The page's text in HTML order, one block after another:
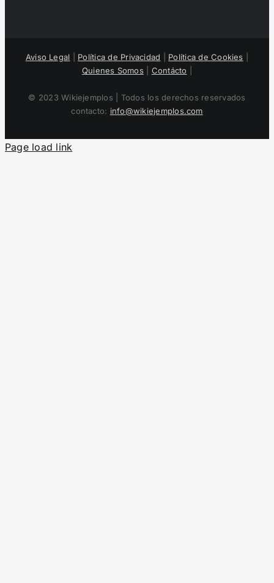
Aviso Legal Política de Privacidad Política de Cookies
Quienes Somos
Contácto
© 2023 Wikiejemplos | Todos los derechos reservados
contacto: info@wikiejemplos.com
Page load link